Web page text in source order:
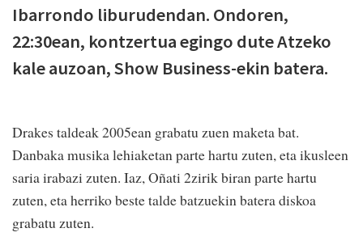
Ibarrondo liburudendan. Ondoren,
22:30ean, kontzertua egingo dute Atzeko
kale auzoan, Show Business-ekin batera.
Drakes taldeak 2005ean grabatu zuen maketa bat.
Danbaka musika lehiaketan parte hartu zuten, eta ikusleen
saria irabazi zuten. Iaz, Oñati 2zirik biran parte hartu
zuten, eta herriko beste talde batzuekin batera diskoa
grabatu zuten.